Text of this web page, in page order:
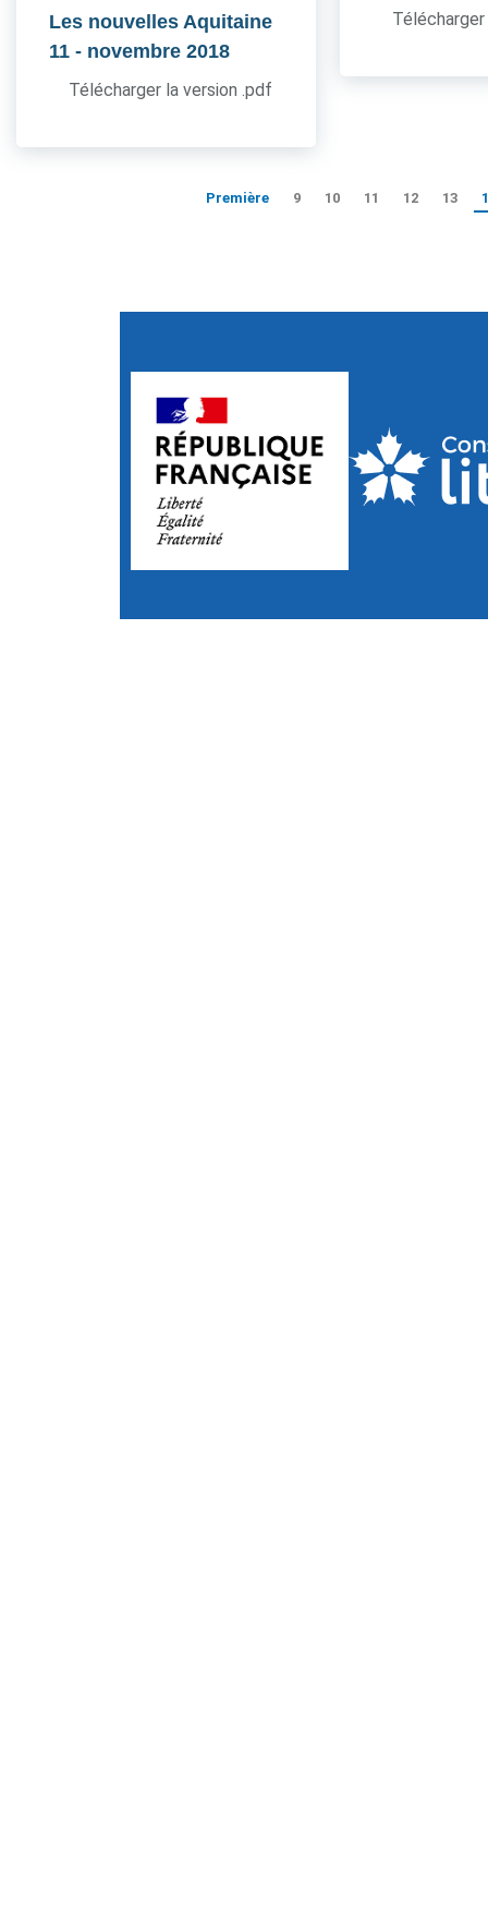
Les nouvelles Aquitaine
11 - novembre 2018
Télécharger la version .pdf
Première 9 10 11 12 13